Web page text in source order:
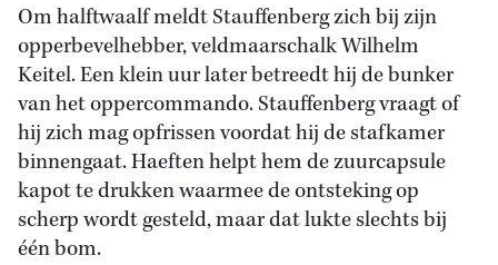
Om halftwaalf meldt Stauffenberg zich bij zijn
opperbevelhebber, veldmaarschalk Wilhelm
Keitel. Een klein uur later betreedt hij de bunker
van het oppercommando. Stauffenberg vraagt of
hij zich mag opfrissen voordat hij de stafkamer
binnengaat. Haeften helpt hem de zuurcapsule
kapot te drukken waarmee de ontsteking op
scherp wordt gesteld, maar dat lukte slechts bij
één bom.